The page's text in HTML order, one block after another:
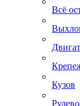
Всё
Кузов